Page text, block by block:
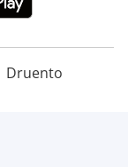
Druento